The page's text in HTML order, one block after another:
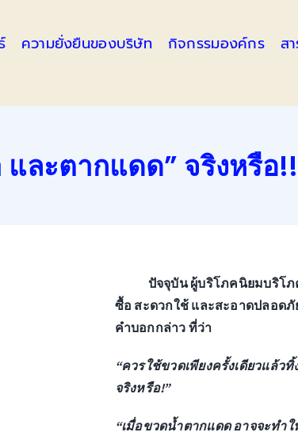
ความยั่งยืนของบริษัท กิจกรรมองค์กร
ส
ละตากแดด” จริงหรือ!!
ปัจจุบัน ผู้บริโภคนิยมบริโ
ซื้อ สะดวกใช้ และสะอาดปลอด
คำบอกกล่าว ที่ว่า
“ควรใช้ขวดเพียงครั้งเดียวแล้ว
จริงหรือ!”
“เมื่อขวดน้ำตากแดด อาจจะทำ